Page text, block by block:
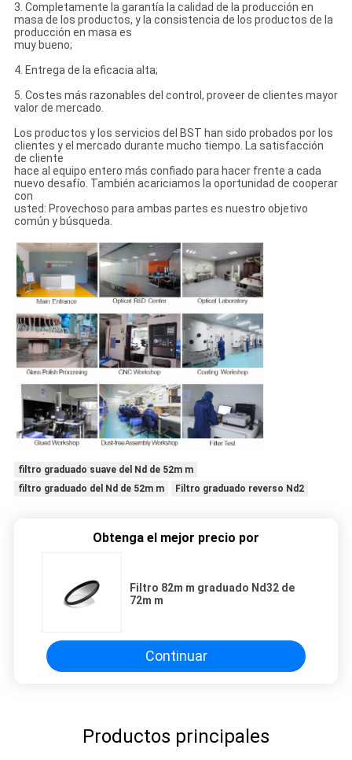
3. Completamente la garantía la calidad de la producción en
masa de los productos, y la consistencia de los productos de la
producción en masa es
muy bueno;
4. Entrega de la eficacia alta;
5. Costes más razonables del control, proveer de clientes mayor
valor de mercado.
Los productos y los servicios del BST han sido probados por los
clientes y el mercado durante mucho tiempo. La satisfacción
de cliente
hace al equipo entero más confiado para hacer frente a cada
nuevo desafío. También acariciamos la oportunidad de cooperar
con
usted: Provechoso para ambas partes es nuestro objetivo
común y búsqueda.
filtro graduado suave del Nd de 52m m
filtro graduado del Nd de 52m m
Filtro graduado reverso Nd2
Obtenga el mejor precio por
Filtro 82m m graduado Nd32 de
72m m
Continuar
Productos principales